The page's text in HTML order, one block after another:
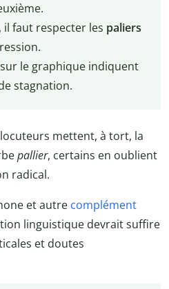
il faut respecter les paliers
sur le graphique indiquent
stagnation.
mettent, à tort, la
pallier, certains en oublient
radical.
et autre complément
linguistique devrait suffire
et doutes